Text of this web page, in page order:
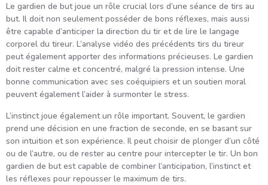
Le gardien de but joue un rôle crucial lors d’une séance de tirs au
but. Il doit non seulement posséder de bons réflexes, mais aussi
être capable d’anticiper la direction du tir et de lire le langage
corporel du tireur. L’analyse vidéo des précédents tirs du tireur
peut également apporter des informations précieuses. Le gardien
doit rester calme et concentré, malgré la pression intense. Une
bonne communication avec ses coéquipiers et un soutien moral
peuvent également l’aider à surmonter le stress.
L’instinct joue également un rôle important. Souvent, le gardien
prend une décision en une fraction de seconde, en se basant sur
son intuition et son expérience. Il peut choisir de plonger d’un côté
ou de l’autre, ou de rester au centre pour intercepter le tir. Un bon
gardien de but est capable de combiner l’anticipation, l’instinct et
les réflexes pour repousser le maximum de tirs.